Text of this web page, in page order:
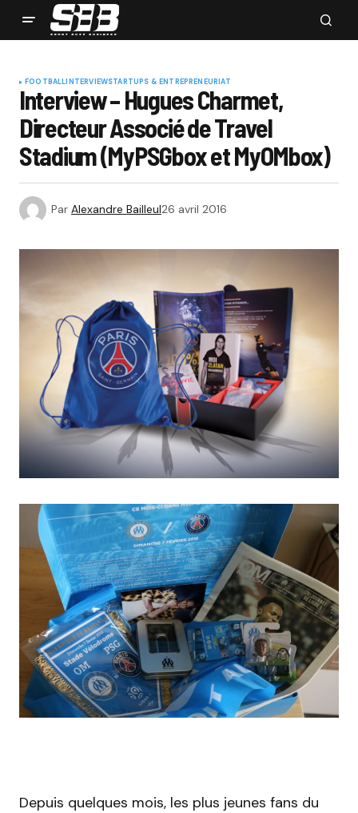
FOOTBALLINTERVIEWSTARTUPS & ENTREPRENEURIAT
Interview – Hugues Charmet,
Directeur Associé de Travel
Stadium (MyPSGbox et MyOMbox)
Par Alexandre Bailleul26 avril 2016
Depuis quelques mois, les plus jeunes fans du